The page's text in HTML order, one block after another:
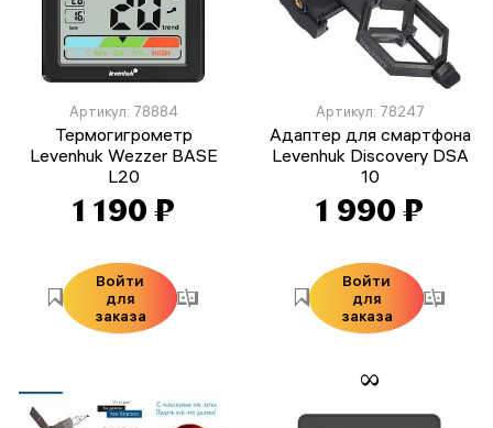
Артикул: 78884
Термогигрометр
Levenhuk Wezzer BASE
L20
1 190 ₽
Войти
для
заказа
Артикул: 78247
Адаптер для смартфона
Levenhuk Discovery DSA
10
1 990 ₽
Войти
для
заказа